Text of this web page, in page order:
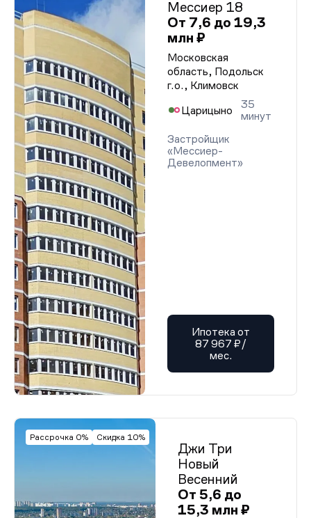
Мессиер 18
От 7,6 до 19,3
млн ₽
Московская
область, Подольск
г.о., Климовск
Царицыно
35
минут
Застройщик
«Мессиер-
Девелопмент»
Ипотека от
87 967 ₽/
мес.
Рассрочка 0% Скидка 10%
Джи Три
Новый
Весенний
От 5,6 до
15,3 млн ₽